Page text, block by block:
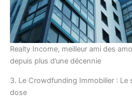
Realty Income, meilleur ami des
depuis plus d’une décennie
3. Le Crowdfunding Immobilier : Le
dose